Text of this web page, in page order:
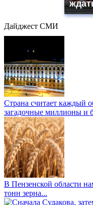
Дайджест СМИ
Страна считает каждый
загадочные миллионы и
В Пензенской области
тонн зерна...